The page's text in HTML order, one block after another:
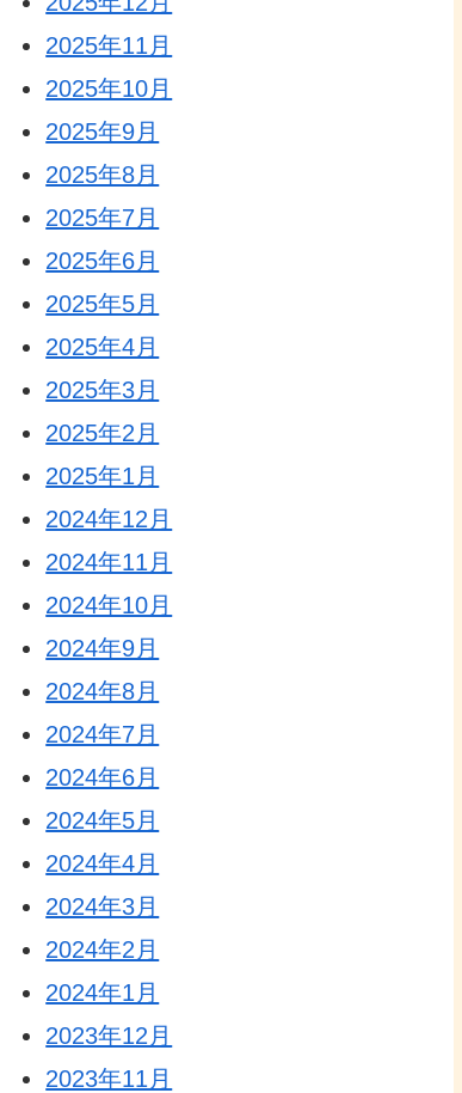
2025年11月
2025年10月
2025年9月
2025年8月
2025年7月
2025年6月
2025年5月
2025年4月
2025年3月
2025年2月
2025年1月
2024年12月
2024年11月
2024年10月
2024年9月
2024年8月
2024年7月
2024年6月
2024年5月
2024年4月
2024年3月
2024年2月
2024年1月
2023年12月
2023年11月